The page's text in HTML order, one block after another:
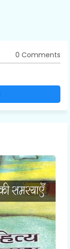
0 Comments